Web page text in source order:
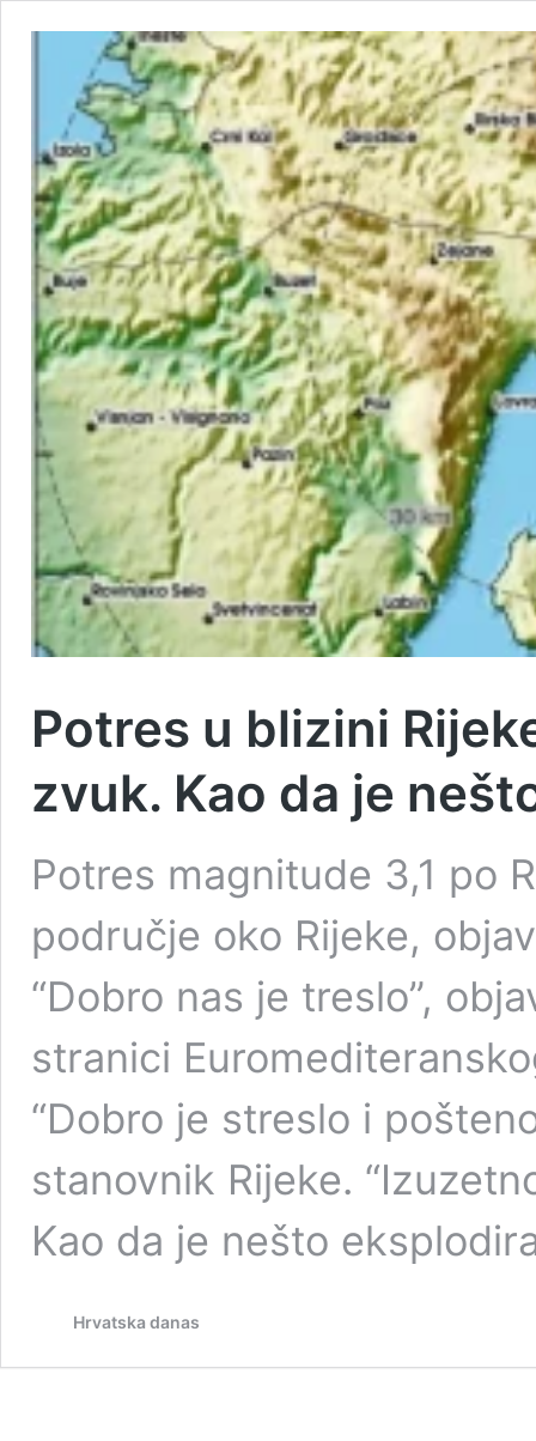
Potres u blizini
zvuk. Kao da je
Potres magnitude 3,1 po
područje oko Rijeke,
“Dobro nas je treslo”,
stranici
“Dobro je streslo i
stanovnik Rijeke.
Kao da je nešto
Hrvatska danas